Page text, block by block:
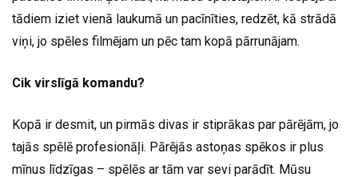
tādiem iziet vienā laukumā un pacīnīties, redzēt, kā strādā
viņi, jo spēles filmējam un pēc tam kopā pārrunājam.
Cik virslīgā komandu?
Kopā ir desmit, un pirmās divas ir stiprākas par pārējām, jo
tajās spēlē profesionāļi. Pārējās astoņas spēkos ir plus
mīnus līdzīgas – spēlēs ar tām var sevi parādīt. Mūsu